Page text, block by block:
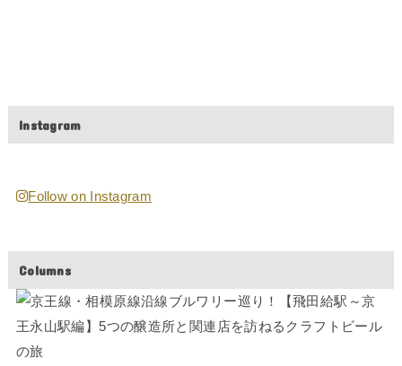
Instagram
Follow on Instagram
Columns